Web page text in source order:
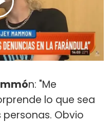
n: "Me
lo que sea
Obvio